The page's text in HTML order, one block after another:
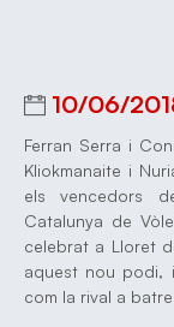
10/06/
Ferran Serra i
Kliokmanaite i
els vencedors
Catalunya de
celebrat a Lloret
aquest nou podi,
com la rival a